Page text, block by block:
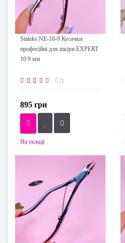
Staleks NE-10-9 Кусачки
професійні для шкіри EXPERT
10 9 мм
0
895 грн
На складі